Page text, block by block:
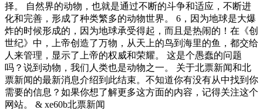
择。 自然界的动物，也就是通过不断的斗争和适应，不断进
化和完善，形成了种类繁多的动物世界。 6，因为地球是大爆
炸的时候形成的，因为地球承受得起，而且是热闹的！在《创
世纪》中，上帝创造了万物，从天上的鸟到海里的鱼，都交给
人来管理，显示了上帝的权威和荣耀。 这是个愚蠢的问题
吗？说到动物，我们人类也是动物之一。 关于北票新闻和北
票新闻的最新消息介绍到此结束。不知道你有没有从中找到你
需要的信息？如果你想了解更多这方面的内容，记得关注这个
网站。 & xe60b北票新闻